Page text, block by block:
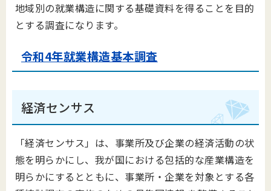
地域別の就業構造に関する基礎資料を得ることを目的
とする調査になります。
令和4年就業構造基本調査
経済センサス
「経済センサス」は、事業所及び企業の経済活動の状
態を明らかにし、我が国における包括的な産業構造を
明らかにするとともに、事業所・企業を対象とする各